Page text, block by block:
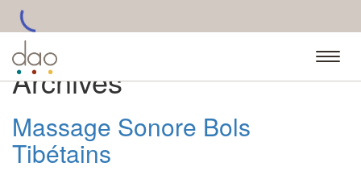
Archives
Massage Sonore Bols
Tibétains